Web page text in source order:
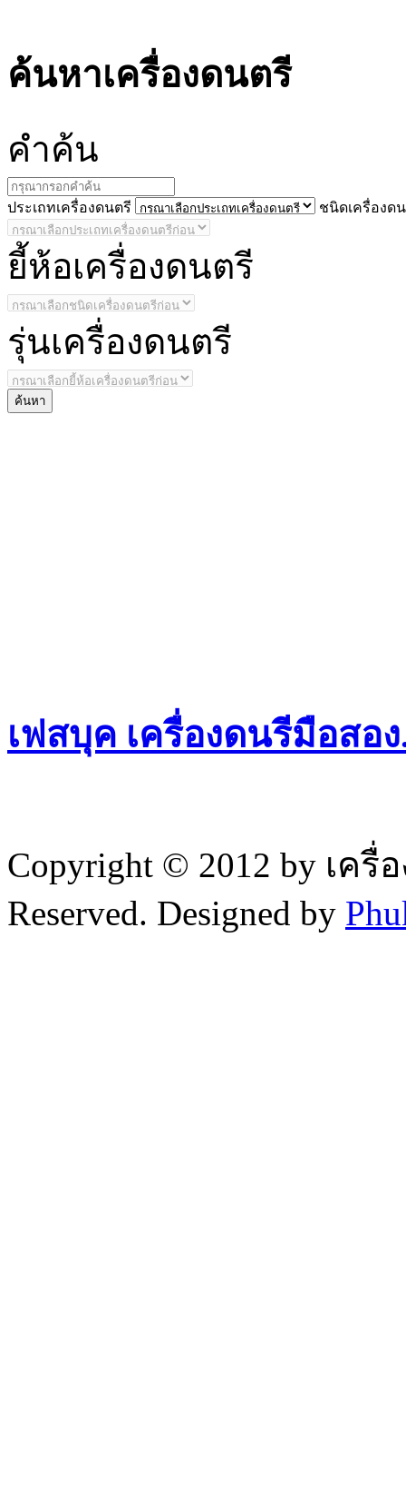
ค้นหาเครื่องดนตรี
คำค้น
ประเถทเครื่องดนตรี ชนิดเครื่องด
ยี้ห้อเครื่องดนตรี
รุ่นเครื่องดนตรี
เฟสบุค เครื่องดนรีมือสอง
Copyright © 2012 by เค
Reserved. Designed by